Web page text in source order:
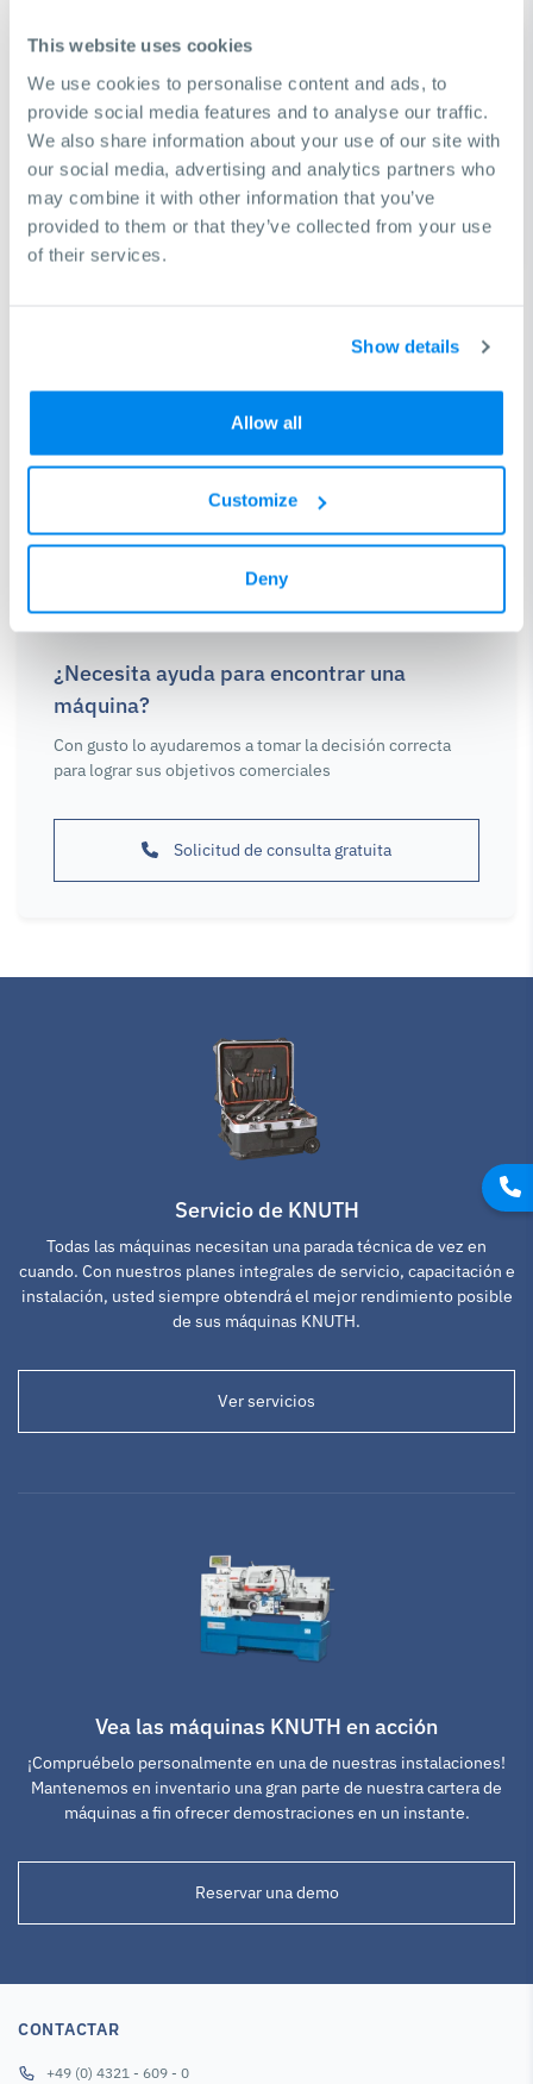
This website uses cookies
We use cookies to personalise content and ads, to
provide social media features and to analyse our traffic.
We also share information about your use of our site with
our social media, advertising and analytics partners who
may combine it with other information that you’ve
provided to them or that they’ve collected from your use
of their services.
Show details
Allow all
Customize
Deny
Voltaje de alimentación
Funciones básicas
Opciones de idioma 8
Funciones ampliadas 8
¿Necesita ayuda para encontrar una
máquina?
Con gusto lo ayudaremos a tomar la decisión correcta
para lograr sus objetivos comerciales
Solicitud de consulta gratuita
Servicio de KNUTH
Todas las máquinas necesitan una parada técnica de vez en
cuando. Con nuestros planes integrales de servicio, capacitación e
instalación, usted siempre obtendrá el mejor rendimiento posible
de sus máquinas KNUTH.
Ver servicios
Vea las máquinas KNUTH en acción
¡Compruébelo personalmente en una de nuestras instalaciones!
Mantenemos en inventario una gran parte de nuestra cartera de
máquinas a fin ofrecer demostraciones en un instante.
Reservar una demo
CONTACTAR
+49 (0) 4321 - 609 - 0